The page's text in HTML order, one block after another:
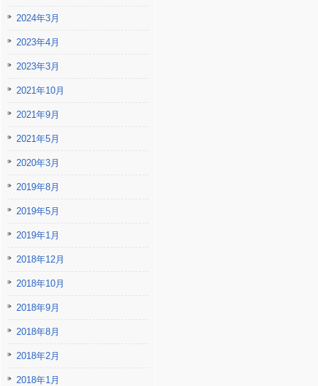
2024年3月
2023年4月
2023年3月
2021年10月
2021年9月
2021年5月
2020年3月
2019年8月
2019年5月
2019年1月
2018年12月
2018年10月
2018年9月
2018年8月
2018年2月
2018年1月